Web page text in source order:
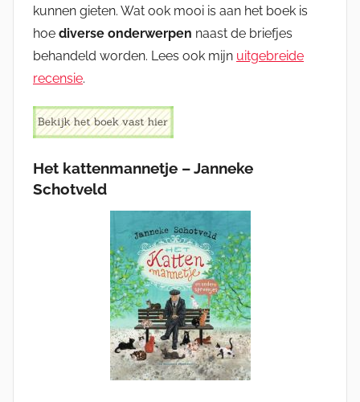
kunnen gieten. Wat ook mooi is aan het boek is
hoe diverse onderwerpen naast de briefjes
behandeld worden. Lees ook mijn uitgebreide
recensie.
Het kattenmannetje – Janneke
Schotveld